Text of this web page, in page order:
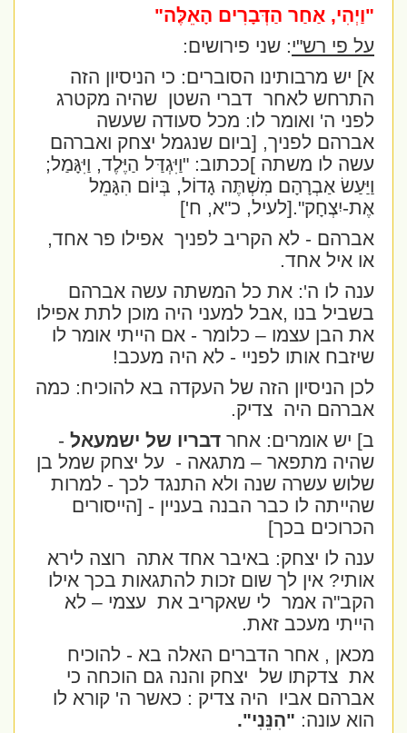
"וַיְהִי, אַחַר הַדְּבָרִים הָאֵלֶּה"
על פי רש"י: שני פירושים:
א] יש מרבותינו הסוברים: כי הניסיון הזה
התרחש לאחר דברי השטן שהיה מקטרג
לפני ה' ואומר לו: מכל סעודה שעשה
אברהם לפניך, [ביום שנגמל יצחק ואברהם
עשה לו משתה ]ככתוב:"וַיִּגְדַּל הַיֶּלֶד, וַיִּגָּמַל;
וַיַּעַשׂ אַבְרָהָם מִשְׁתֶּה גָדוֹל, בְּיוֹם הִגָּמֵל
אֶת-יִצְחָק".[לעיל, כ"א, ח']
אברהם - לא הקריב לפניך אפילו פר אחד,
או איל אחד.
ענה לו ה': את כל המשתה עשה אברהם
בשביל בנו ,אבל למעני היה מוכן לתת אפילו
את הבן עצמו – כלומר - אם הייתי אומר לו
שיזבח אותו לפניי - לא היה מעכב!
לכן הניסיון הזה של העקדה בא להוכיח: כמה
אברהם היה צדיק.
ב] יש אומרים: אחרדבריו של ישמעאל-
שהיה מתפאר – מתגאה - על יצחק שמל בן
שלוש עשרה שנה ולא התנגד לכך - למרות
שהייתה לו כבר הבנה בעניין - [הייסורים
הכרוכים בכך]
ענה לו יצחק: באיבר אחד אתה רוצה לירא
אותי? אין לך שום זכות להתגאות בכך אילו
הקב"ה אמר לי שאקריב את עצמי – לא
הייתי מעכב זאת.
מכאן , אחר הדברים האלה בא - להוכיח
את צדקתו של יצחק והנה גם הוכחה כי
אברהם אביו היה צדיק : כאשר ה' קורא לו
הוא עונה: "הִנֵּנִי".